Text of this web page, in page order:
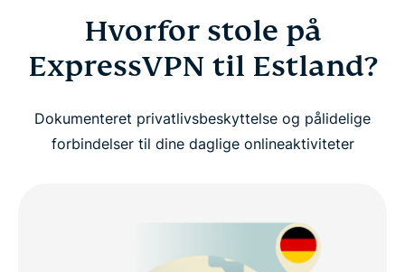
Hvorfor stole på ExpressVPN til Estland?
Få en estisk IP-adresse med det samme
Se: Sådan konfigurerer du ExpressVPN til Estland
Hvorfor stole på
ExpressVPN til Estland?
Dokumenteret privatlivsbeskyttelse og pålidelige
forbindelser til dine daglige onlineaktiviteter